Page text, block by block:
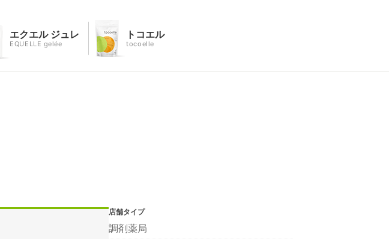
エクエル ジュレ
EQUELLE gelée
トコエル
tocoelle
店舗タイプ
調剤薬局